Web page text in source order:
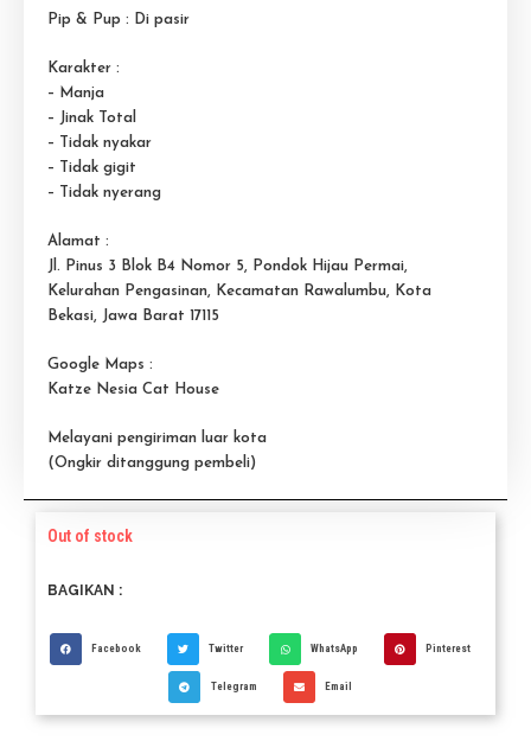
Pip & Pup : Di pasir
Karakter :
– Manja
– Jinak Total
– Tidak nyakar
– Tidak gigit
– Tidak nyerang
Alamat :
Jl. Pinus 3 Blok B4 Nomor 5, Pondok Hijau Permai,
Kelurahan Pengasinan, Kecamatan Rawalumbu, Kota
Bekasi, Jawa Barat 17115
Google Maps :
Katze Nesia Cat House
Melayani pengiriman luar kota
(Ongkir ditanggung pembeli)
Out of stock
BAGIKAN :
Facebook Twitter WhatsApp Pinterest
Telegram Email